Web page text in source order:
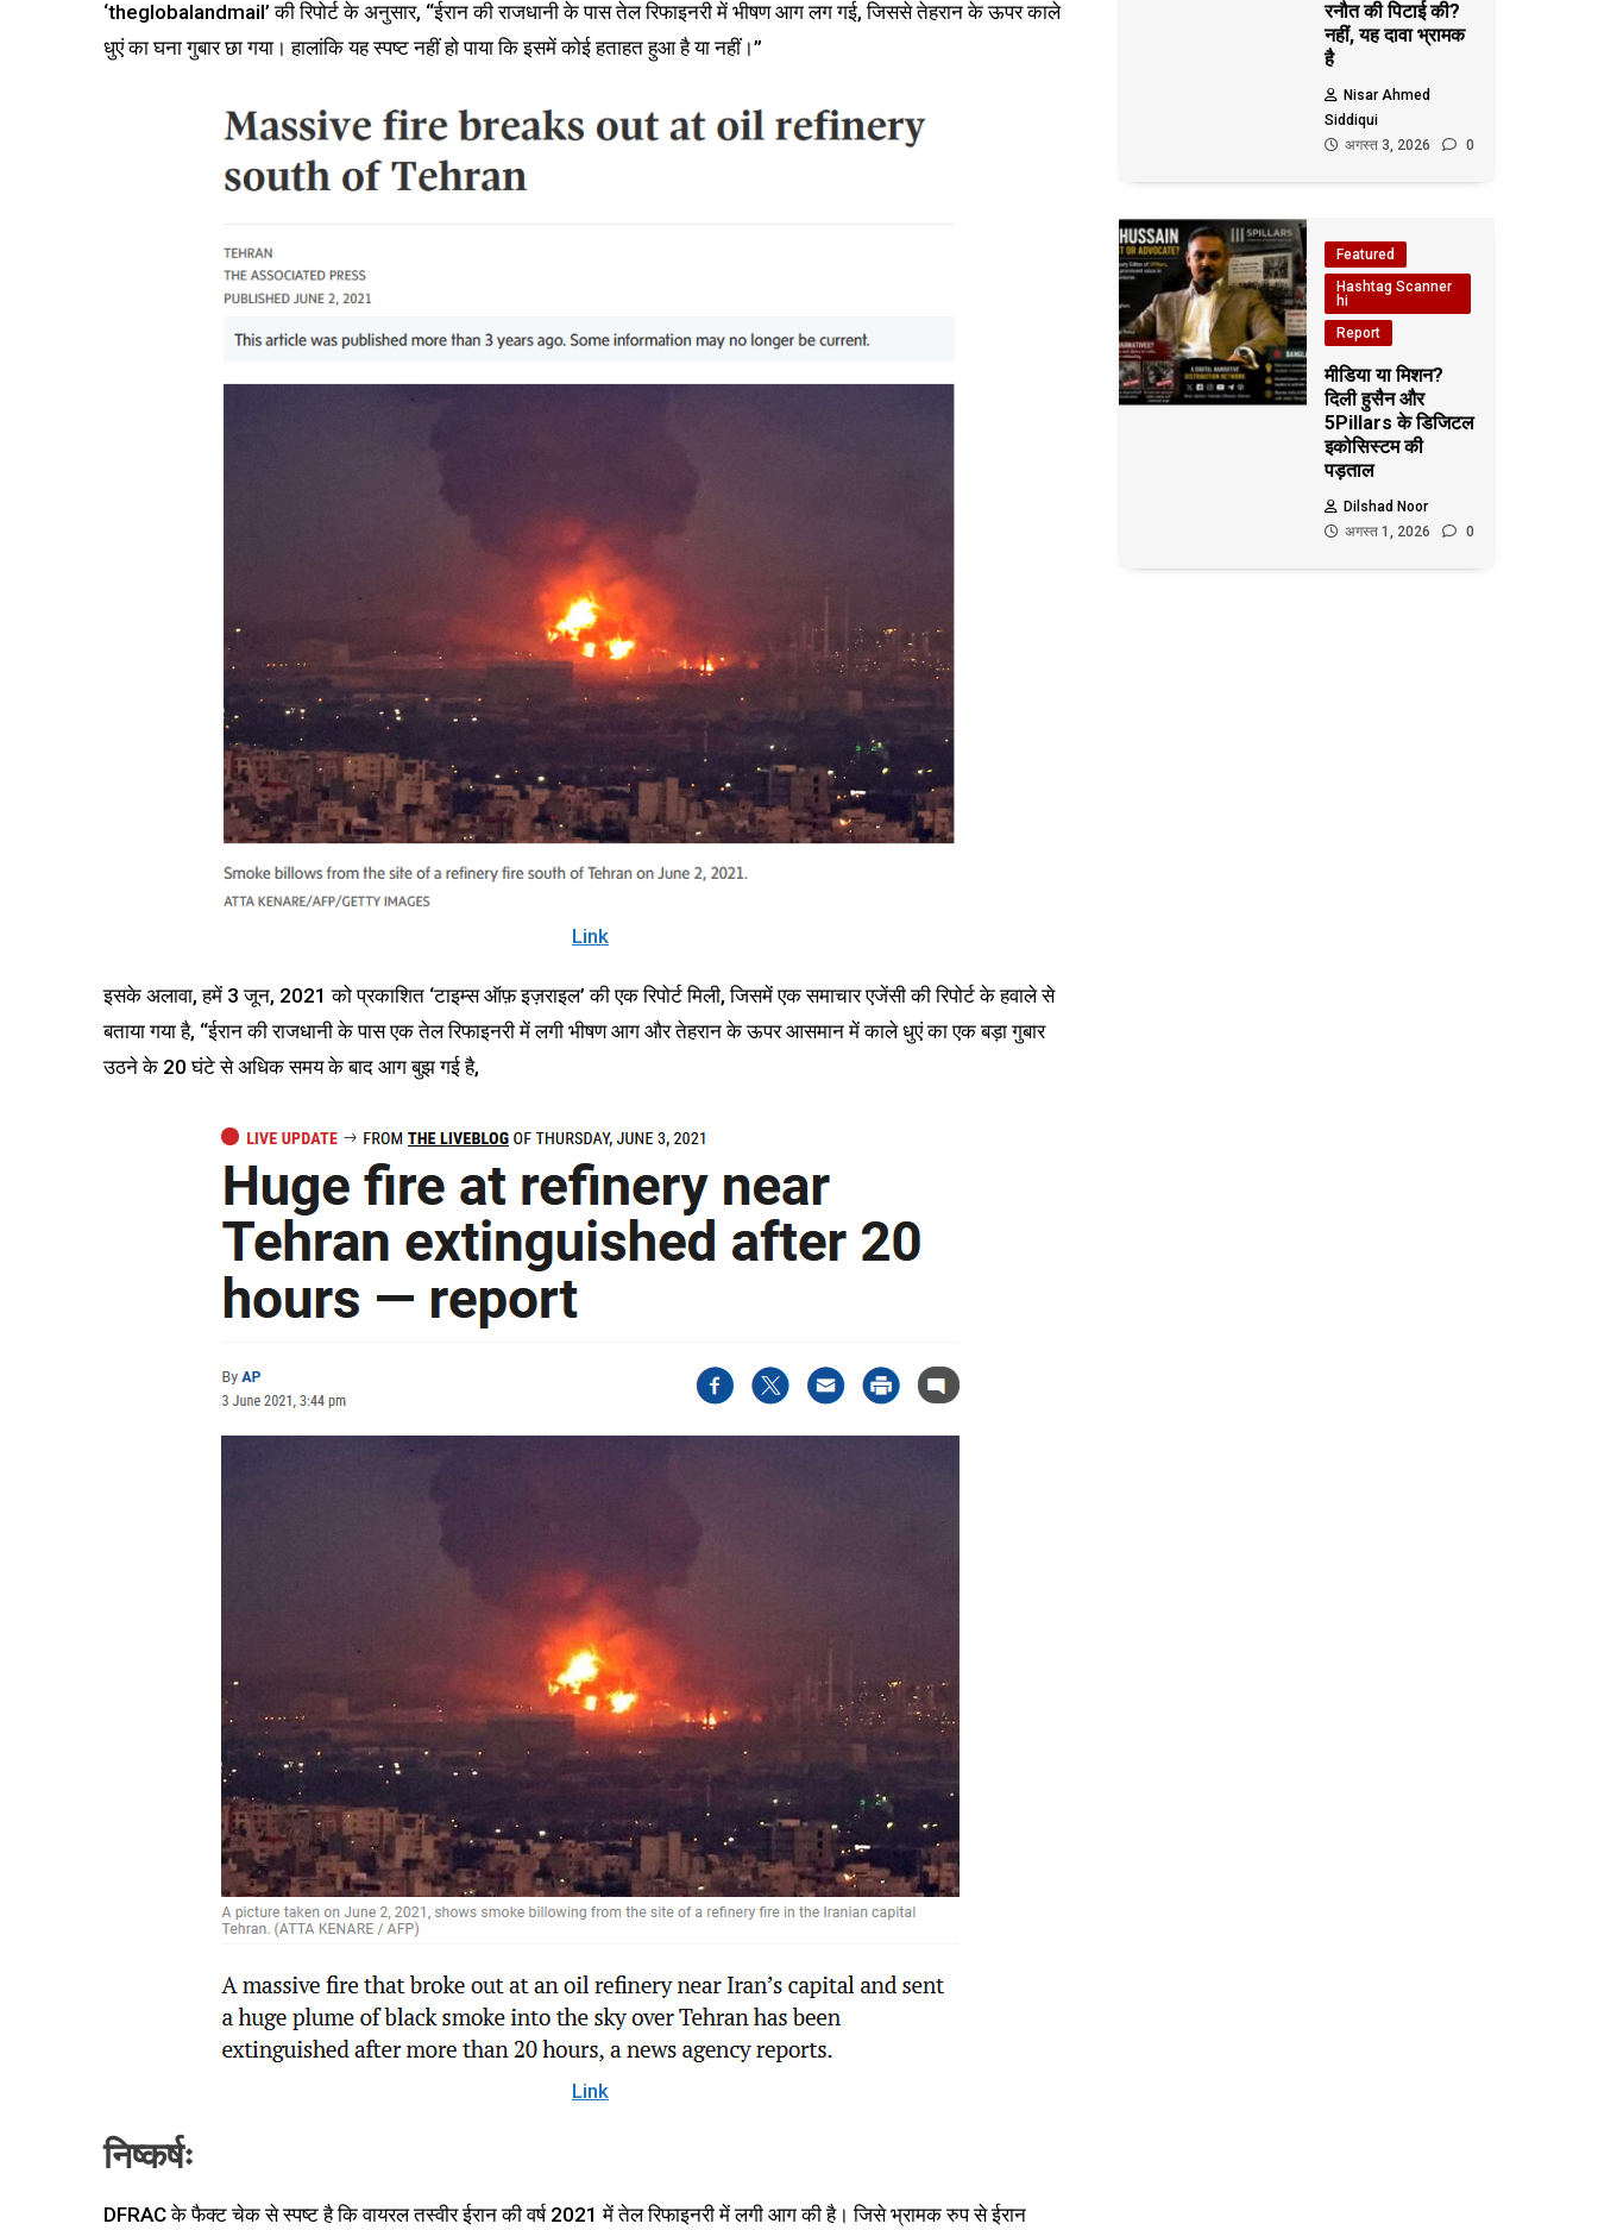
‘theglobalandmail’ की रिपोर्ट के अनुसार, “ईरान की राजधानी के पास तेल रिफाइनरी में भीषण आग लग गई, जिससे तेहरान के ऊपर काले
धुएं का घना गुबार छा गया। हालांकि यह स्पष्ट नहीं हो पाया कि इसमें कोई हताहत हुआ है या नहीं।”
Link
इसके अलावा, हमें 3 जून, 2021 को प्रकाशित ‘टाइम्स ऑफ़ इज़राइल’ की एक रिपोर्ट मिली, जिसमें एक समाचार एजेंसी की रिपोर्ट के हवाले से
बताया गया है, “ईरान की राजधानी के पास एक तेल रिफाइनरी में लगी भीषण आग और तेहरान के ऊपर आसमान में काले धुएं का एक बड़ा गुबार
उठने के 20 घंटे से अधिक समय के बाद आग बुझ गई है,
Link
निष्कर्ष
DFRAC के फैक्ट चेक से स्पष्ट है कि वायरल तस्वीर ईरान की वर्ष 2021 में तेल रिफाइनरी में लगी आग की है। जिसे भ्रामक रुप से ईरान
रनौत की पिटाई की?
नहीं, यह दावा भ्रामक
है
Nisar Ahmed
Siddiqui
अगस्त 3, 2026
0
Featured
Hashtag Scanner
hi
Report
मीडिया या मिशन?
दिली हुसैन और
5Pillars के डिजिटल
इकोसिस्टम की
पड़ताल
Dilshad Noor
अगस्त 1, 2026
0